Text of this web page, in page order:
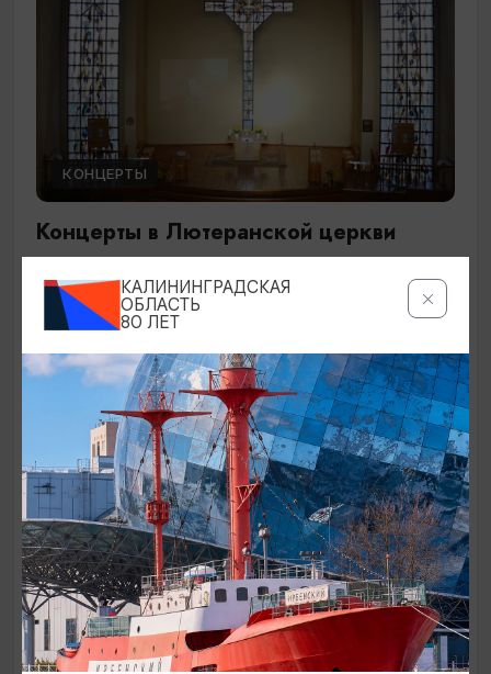
КОНЦЕРТЫ
Концерты в Лютеранской церкви
19.07.2026 - 19.08.2026, 19:00
Калининград, Евангелическо-лютеранская церковь
«Воскресения»
ОТ 250₽
ДЕТЯМ
КАЛИНИНГРАДСКАЯ
ОБЛАСТЬ
80 ЛЕТ